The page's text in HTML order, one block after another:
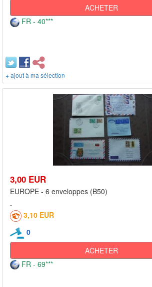
ACHETER
FR - 40***
+ ajout à ma sélection
3,00 EUR
EUROPE - 6 enveloppes (B50)
3,10 EUR
0
ACHETER
FR - 69***